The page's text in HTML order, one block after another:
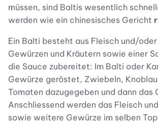
müssen, sind Baltis wesentlich
werden wie ein chinesisches Gericht
Ein Balti besteht aus Fleisch und/
Gewürzen und Kräutern sowie einer
die Sauce zubereitet: Im Balti oder
Gewürze geröstet, Zwiebeln,
Tomaten dazugegeben und dann das
Anschliessend werden das Fleisch
sowie weitere Gewürze im selben